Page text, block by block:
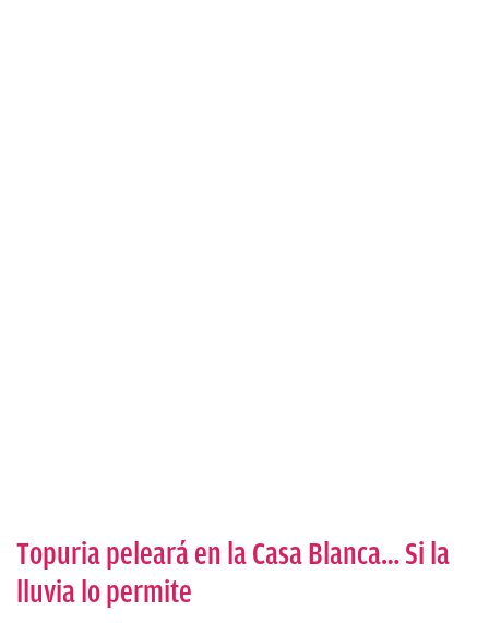
Topuria peleará en la Casa Blanca… Si la
lluvia lo permite